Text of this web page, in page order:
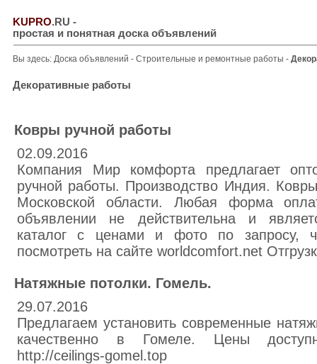
KUPRO.RU -
простая и понятная доска объявлений
Вы здесь: Доска объявлений - Строительные и ремонтные работы -
Декоративные работы
Ковры ручной работы
02.09.2016
Компания Мир комфорта предлагает
ручной работы. Производство Индия.
Московской области. Любая форма
объявлении не действительна и
каталог c ценами и фото по запросу,
посмотреть на сайте worldcomfort.net
Натяжные потолки. Гомель.
29.07.2016
Предлагаем установить современные
качественно в Гомеле. Цены
http://ceilings-gomel.top